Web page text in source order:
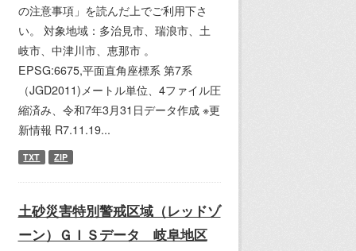
の注意事項」を読んだ上でご利用下さ
い。 対象地域：多治見市、瑞浪市、土
岐市、中津川市、恵那市 。
EPSG:6675,平面直角座標系 第7系
（JGD2011)メートル単位、4ファイル圧
縮済み、令和7年3月31日データ作成 ※更
新情報 R7.11.19...
TXT ZIP
土砂災害特別警戒区域（レッドゾ
ーン）ＧＩＳデータ 岐阜地区